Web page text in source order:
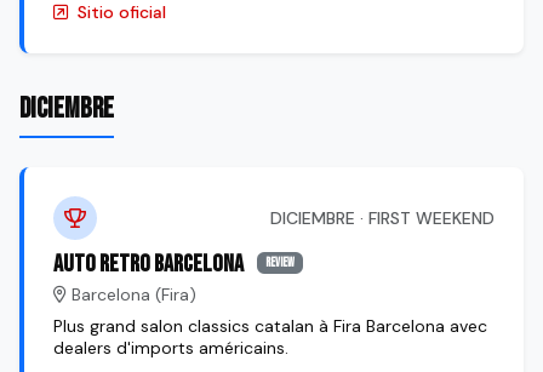
Sitio oficial
DICIEMBRE
DICIEMBRE · FIRST WEEKEND
Auto Retro Barcelona review
Barcelona (Fira)
Plus grand salon classics catalan à Fira Barcelona avec
dealers d'imports américains.